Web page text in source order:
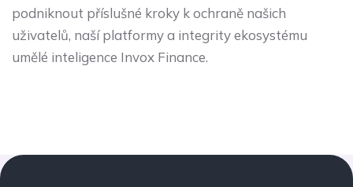
podniknout příslušné kroky k ochraně našich
uživatelů, naší platformy a integrity ekosystému
umělé inteligence Invox Finance.